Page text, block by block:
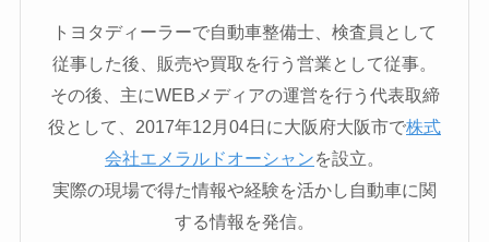
トヨタディーラーで自動車整備士、検査員として
従事した後、販売や買取を行う営業として従事。
その後、主にWEBメディアの運営を行う代表取締
役として、2017年12月04日に大阪府大阪市で株式
会社エメラルドオーシャンを設立。
実際の現場で得た情報や経験を活かし自動車に関
する情報を発信。